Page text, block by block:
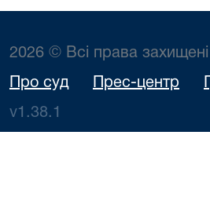
2026 © Всі права захищені
Про суд Прес-центр
v1.38.1